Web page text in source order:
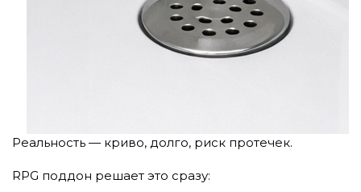
Реальность — криво, долго, риск протечек.
RPG поддон решает это сразу: